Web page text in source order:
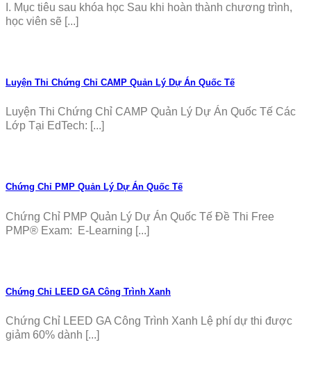
I. Mục tiêu sau khóa học Sau khi hoàn thành chương trình,
học viên sẽ [...]
Luyện Thi Chứng Chỉ CAMP Quản Lý Dự Án Quốc Tế
Luyện Thi Chứng Chỉ CAMP Quản Lý Dự Án Quốc Tế Các
Lớp Tại EdTech: [...]
Chứng Chỉ PMP Quản Lý Dự Án Quốc Tế
Chứng Chỉ PMP Quản Lý Dự Án Quốc Tế Đề Thi Free
PMP® Exam: E-Learning [...]
Chứng Chỉ LEED GA Công Trình Xanh
Chứng Chỉ LEED GA Công Trình Xanh Lệ phí dự thi được
giảm 60% dành [...]